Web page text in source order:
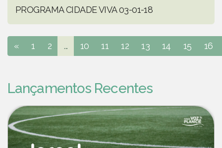
PROGRAMA CIDADE VIVA 03-01-18
« 1 2 ... 10 11 12 13 14 15 16
Lançamentos Recentes